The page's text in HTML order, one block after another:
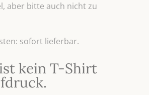
aber bitte auch nicht zu
sofort lieferbar.
kein T-Shirt